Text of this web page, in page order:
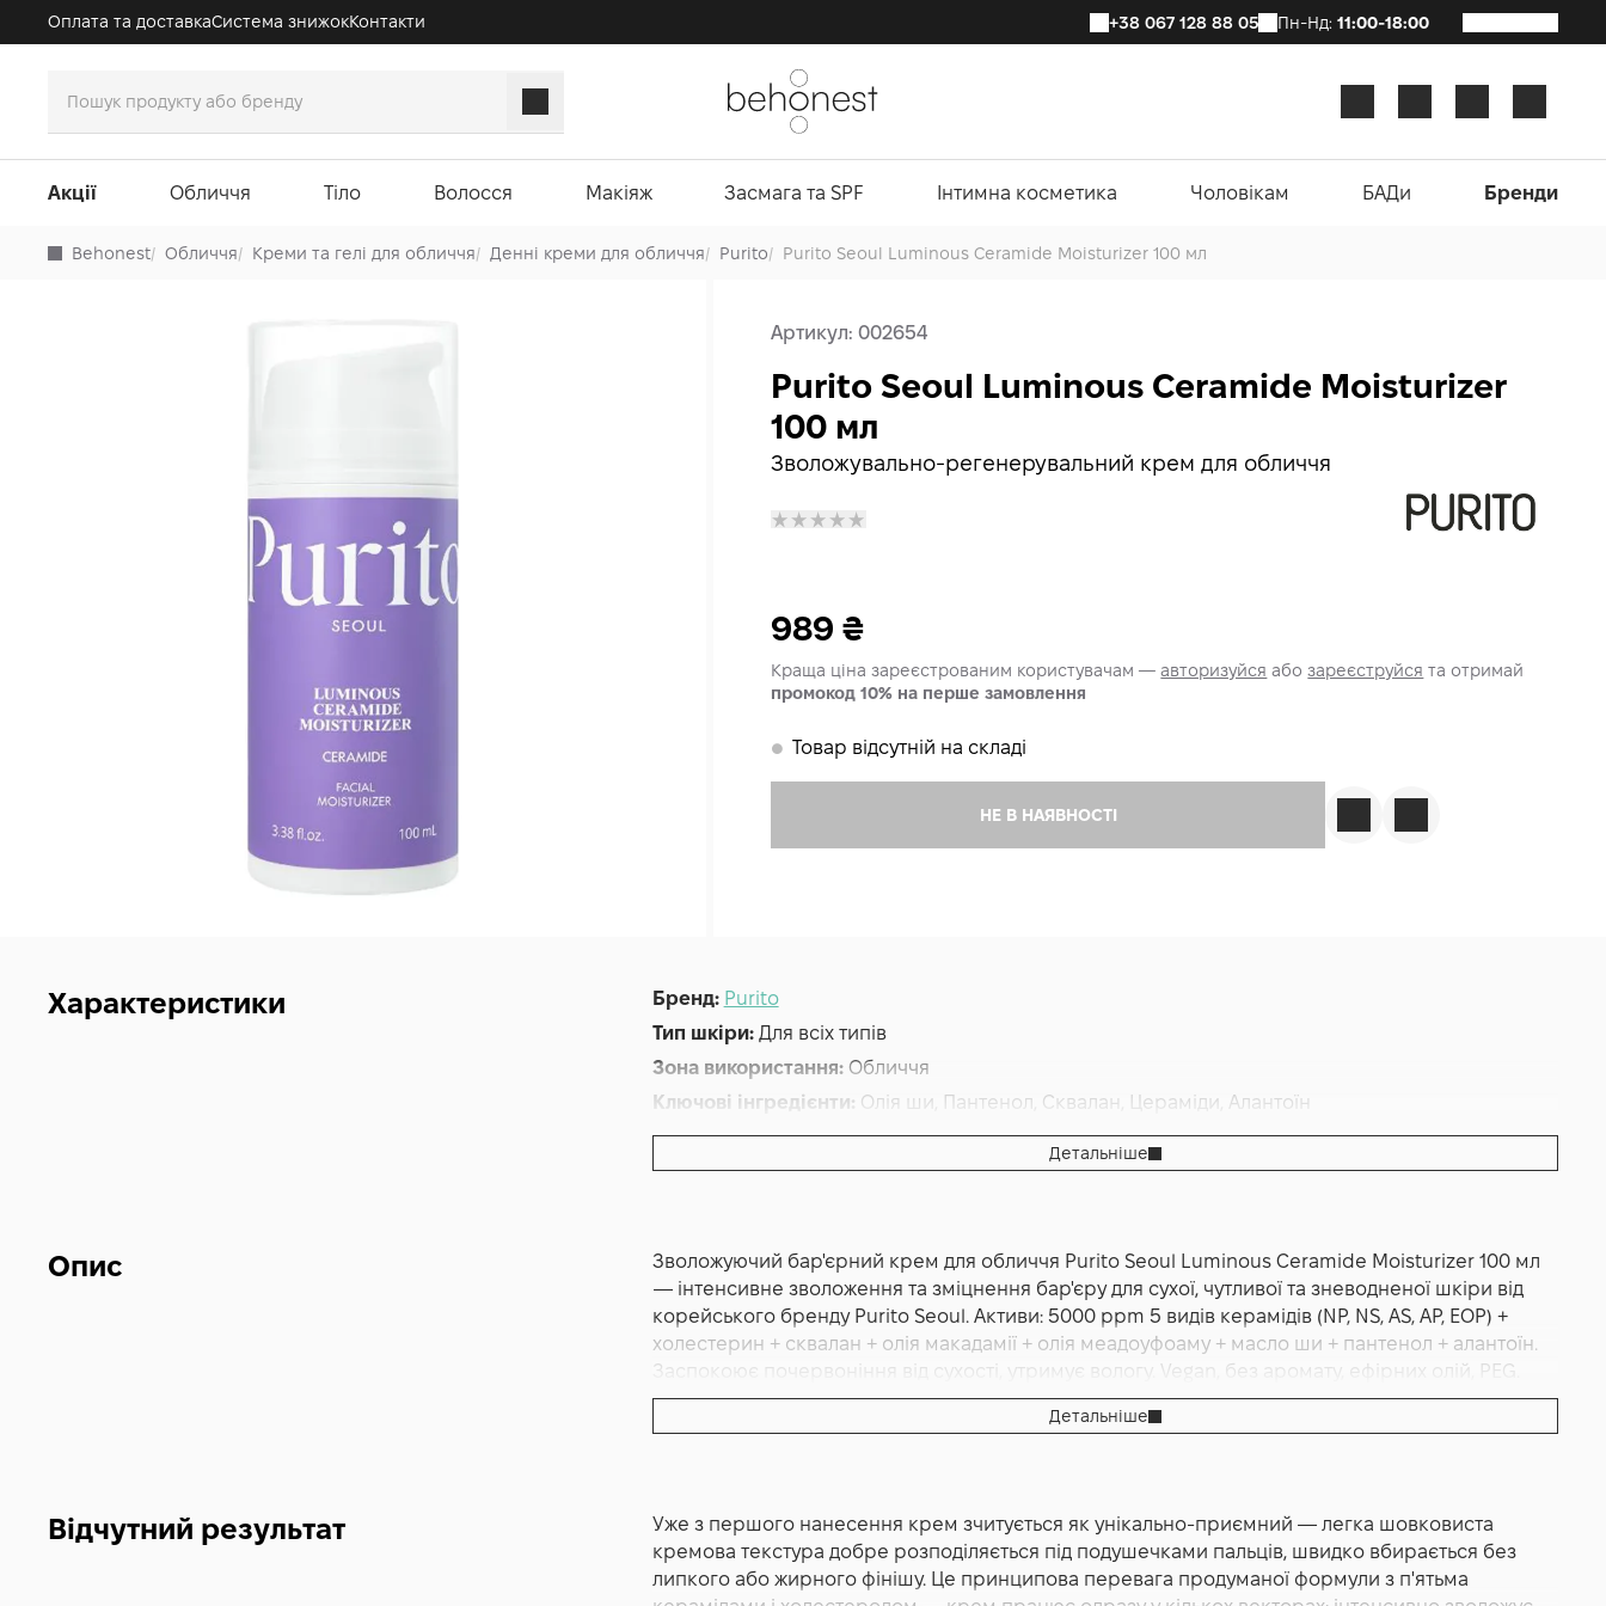
Оплата та доставкаСистема знижокКонтакти +38 067 128 88 05 Пн-Нд: 11:00-18:00
Акції Обличчя Тіло Волосся Макіяж Засмага та SPF Інтимна косметика Чоловікам БАДи Бренди
Behonest/ Обличчя/ Креми та гелі для обличчя/ Денні креми для обличчя/ Purito/ Purito Seoul Luminous Ceramide Moisturizer 100 мл
Артикул:002654
Зволожувально-регенерувальний крем для обличчя
Purito Seoul Luminous Ceramide Moisturizer
100 мл
989₴
Краща ціна зареєстрованим користувачам —авторизуйся абозареєструйся та отримай
промокод 10% на перше замовлення
𒊹 Товар відсутній на складі
НЕ В НАЯВНОСТІ
Характеристики Бренд: Purito
Тип шкіри: Для всіх типів
Зона використання: Обличчя
Ключові інгредієнти: Олія ши, Пантенол, Сквалан, Цераміди, Алантоїн
Основна дія:Від подразнень,Пом'якшення,Регенерація,Зволоження
Форма випуску:Крем
Детальніше
Опис
Зволожуючий бар'єрний крем для обличчя Purito Seoul Luminous Ceramide Moisturizer 100 мл
— інтенсивне зволоження та зміцнення бар'єру для сухої, чутливої та зневодненої шкіри від
корейського бренду Purito Seoul. Активи: 5000 ppm 5 видів керамідів (NP, NS, AS, AP, EOP) +
холестерин + сквалан + олія макадамії + олія меадоуфоаму + масло ши + пантенол + алантоїн.
Заспокоює почервоніння від сухості, утримує вологу. Vegan, без аромату, ефірних олій, PEG.
Корейський бренд Purito Seoul.
Має характерну легку шовковисту кремову текстуру у тубі/флаконі, що швидко вбирається у
шкіру, не залишаючи липкого або жирного фінішу. Виробник позиціонує засіб як
заспокійливий крем, сформульований з п'ятьма різними видами церамідів (5 000 ppm) для
Детальніше
Відчутний результат
Уже з першого нанесення крем зчитується як унікально-приємний — легка шовковиста
кремова текстура добре розподіляється під подушечками пальців, швидко вбирається без
липкого або жирного фінішу. Це принципова перевага продуманої формули з п'ятьма